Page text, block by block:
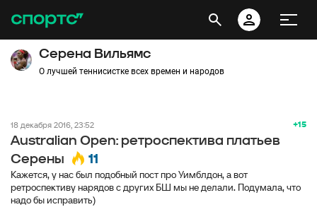
Серена Вильямс
О лучшей теннисистке всех времен и народов
+15
18 декабря 2016, 23:52
Australian Open: ретроспектива платьев
Серены
11
Кажется, у нас был подобный пост про Уимблдон, а вот
ретроспективу нарядов с других БШ мы не делали. Подумала, что
надо бы исправить)